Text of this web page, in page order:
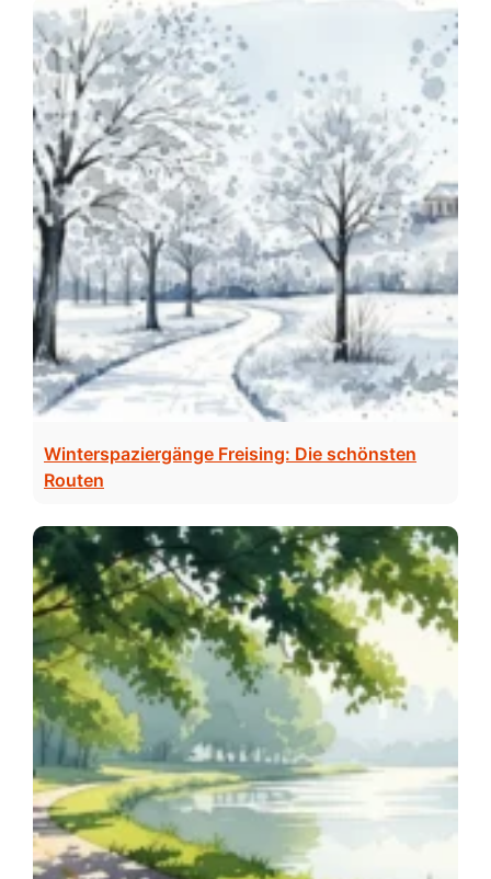
Winterspaziergänge Freising: Die schönsten
Routen